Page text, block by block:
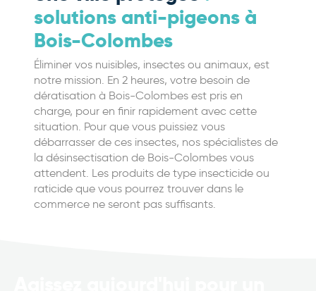
solutions anti-pigeons à
Bois-Colombes
Éliminer vos nuisibles, insectes ou animaux, est
notre mission. En 2 heures, votre besoin de
dératisation à Bois-Colombes est pris en
charge, pour en finir rapidement avec cette
situation. Pour que vous puissiez vous
débarrasser de ces insectes, nos spécialistes de
la désinsectisation de Bois-Colombes vous
attendent. Les produits de type insecticide ou
raticide que vous pourrez trouver dans le
commerce ne seront pas suffisants.